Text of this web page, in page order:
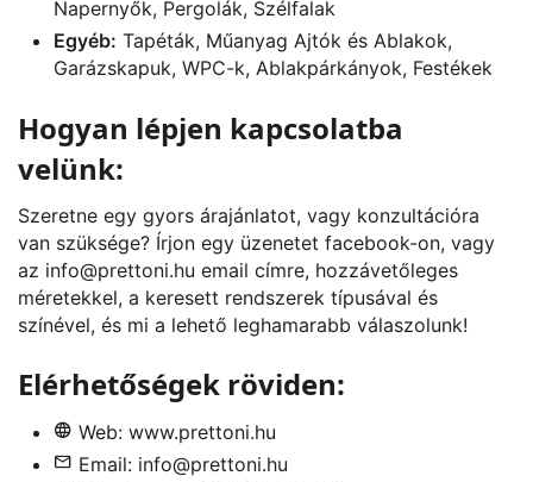
Napernyők, Pergolák, Szélfalak
Egyéb: Tapéták, Műanyag Ajtók és Ablakok,
Garázskapuk, WPC-k, Ablakpárkányok, Festékek
Hogyan lépjen kapcsolatba
velünk:
Szeretne egy gyors árajánlatot, vagy konzultációra
van szüksége? Írjon egy üzenetet facebook-on, vagy
az info@prettoni.hu email címre, hozzávetőleges
méretekkel, a keresett rendszerek típusával és
színével, és mi a lehető leghamarabb válaszolunk!
Elérhetőségek röviden:
Web: www.prettoni.hu
Email: info@prettoni.hu